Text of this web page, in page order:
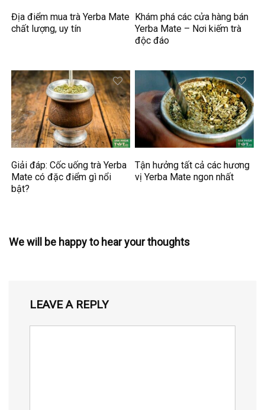
Địa điểm mua trà Yerba Mate
chất lượng, uy tín
Khám phá các cửa hàng bán
Yerba Mate – Nơi kiếm trà
độc đáo
Giải đáp: Cốc uống trà Yerba
Mate có đặc điểm gì nổi
bật?
Tận hưởng tất cả các hương
vị Yerba Mate ngon nhất
We will be happy to hear your thoughts
LEAVE A REPLY